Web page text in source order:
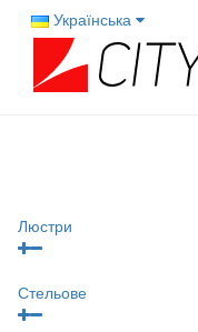
Українська
Люстри
Стельове